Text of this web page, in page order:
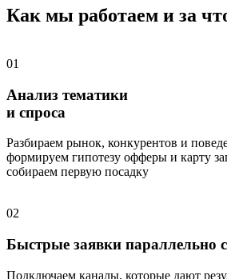
Как мы работаем и за
01
Анализ тематики
и спроса
Разбираем рынок, конкурентов и
формируем гипотезу офферы и карту
собираем первую посадку
02
Быстрые заявки параллельно
Подключаем каналы, которые дают